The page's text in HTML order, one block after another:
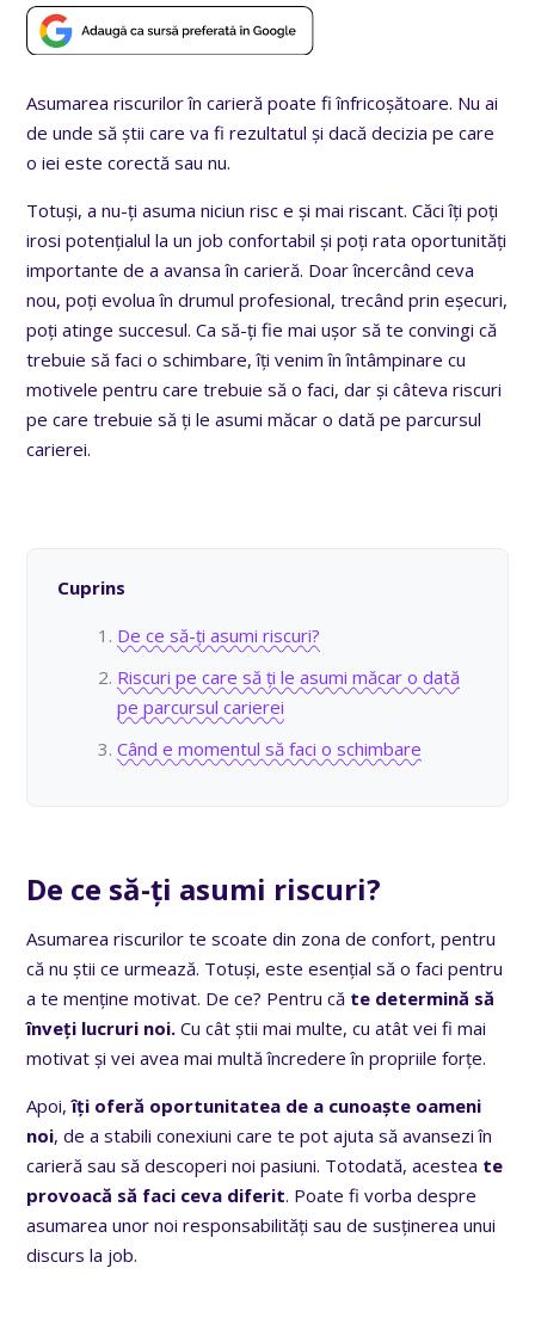
Asumarea riscurilor în carieră poate fi înfricoșătoare. Nu ai
de unde să știi care va fi rezultatul și dacă decizia pe care
o iei este corectă sau nu.
Totuși, a nu-ți asuma niciun risc e și mai riscant. Căci îți poți
irosi potențialul la un job confortabil și poți rata oportunități
importante de a avansa în carieră. Doar încercând ceva
nou, poți evolua în drumul profesional, trecând prin eșecuri,
poți atinge succesul. Ca să-ți fie mai ușor să te convingi că
trebuie să faci o schimbare, îți venim în întâmpinare cu
motivele pentru care trebuie să o faci, dar și câteva riscuri
pe care trebuie să ți le asumi măcar o dată pe parcursul
carierei.
Cuprins
De ce să-ți asumi riscuri?
Riscuri pe care să ți le asumi măcar o dată
pe parcursul carierei
Când e momentul să faci o schimbare
De ce să-ți asumi riscuri?
Asumarea riscurilor te scoate din zona de confort, pentru
că nu știi ce urmează. Totuși, este esențial să o faci pentru
a te menține motivat. De ce? Pentru că te determină să
înveți lucruri noi. Cu cât știi mai multe, cu atât vei fi mai
motivat și vei avea mai multă încredere în propriile forțe.
Apoi,îți oferă oportunitatea de a cunoaște oameni
noi, de a stabili conexiuni care te pot ajuta să avansezi în
carieră sau să descoperi noi pasiuni. Totodată, acestea te
provoacă să faci ceva diferit. Poate fi vorba despre
asumarea unor noi responsabilități sau de susținerea unui
discurs la job.